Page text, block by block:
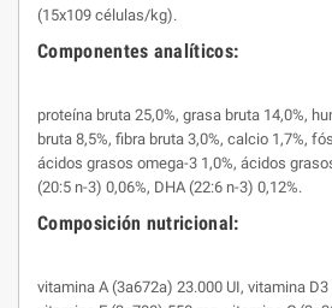
(15x109 células/kg).
Componentes analíticos:
proteína bruta 25,0%, grasa bruta 14,0%,
bruta 8,5%, fibra bruta 3,0%, calcio 1,7%,
ácidos grasos omega-3 1,0%, ácidos
(20:5 n-3) 0,06%, DHA (22:6 n-3) 0,12%.
Composición nutricional:
vitamina A (3a672a) 23.000 UI, vitamina D3